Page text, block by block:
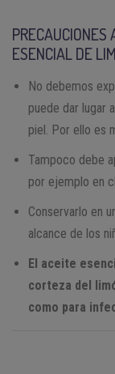
ESENCIAL DE
No debemos
puede dar lugar
piel. Por ello es
Tampoco debe
por ejemplo en
Conservarlo en
alcance de los
El aceite
corteza del
como para